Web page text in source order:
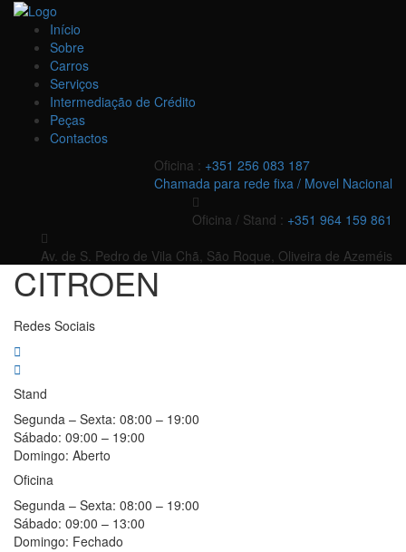
Início
Sobre
Carros
Serviços
Intermediação de Crédito
Peças
Contactos
Oficina : +351 256 083 187
Chamada para rede fixa / Movel Nacional
Oficina / Stand : +351 964 159 861
Av. de S. Pedro de Vila Chã, São Roque, Oliveira de Azeméis
CITROEN
Redes Sociais
Stand
Segunda – Sexta: 08:00 – 19:00
Sábado: 09:00 – 19:00
Domingo: Aberto
Oficina
Segunda – Sexta: 08:00 – 19:00
Sábado: 09:00 – 13:00
Domingo: Fechado